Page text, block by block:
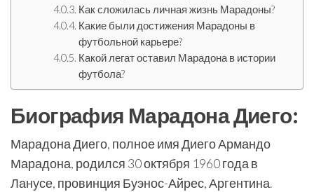
Как сложилась личная жизнь Марадоны?
Какие были достижения Марадоны в
футбольной карьере?
Какой легат оставил Марадона в истории
футбола?
Биография Марадона Диего:
Марадона Диего, полное имя Диего Армандо
Марадона, родился 30 октября 1960 года в
Ланусе, провинция Буэнос-Айрес, Аргентина.